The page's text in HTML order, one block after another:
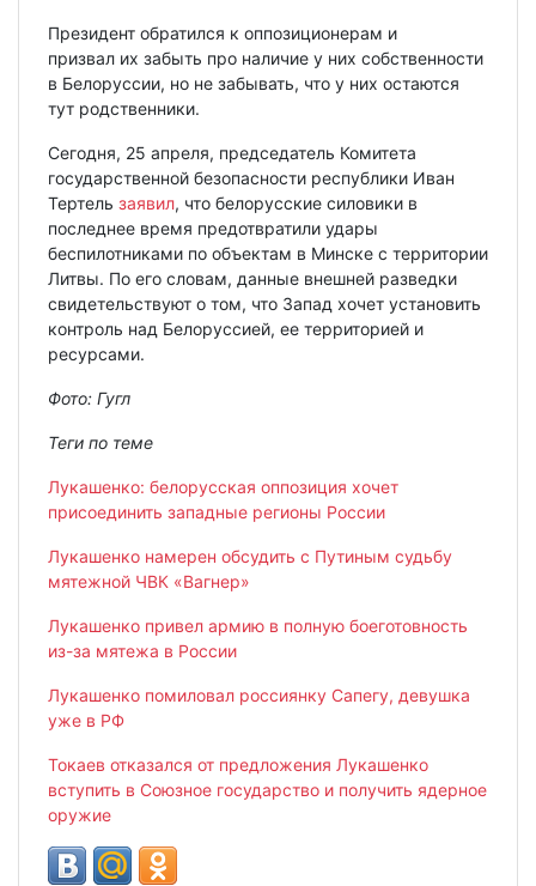
Президент обратился к оппозиционерам и
призвал их забыть про наличие у них собственности
в Белоруссии, но не забывать, что у них остаются
тут родственники.
Сегодня, 25 апреля, председатель Комитета
государственной безопасности республики Иван
Тертель заявил, что белорусские силовики в
последнее время предотвратили удары
беспилотниками по объектам в Минске с территории
Литвы. По его словам, данные внешней разведки
свидетельствуют о том, что Запад хочет установить
контроль над Белоруссией, ее территорией и
ресурсами.
Фото: Гугл
Теги по теме
Лукашенко: белорусская оппозиция хочет
присоединить западные регионы России
Лукашенко намерен обсудить с Путиным судьбу
мятежной ЧВК «Вагнер»
Лукашенко привел армию в полную боеготовность
из-за мятежа в России
Лукашенко помиловал россиянку Сапегу, девушка
уже в РФ
Токаев отказался от предложения Лукашенко
вступить в Союзное государство и получить ядерное
оружие